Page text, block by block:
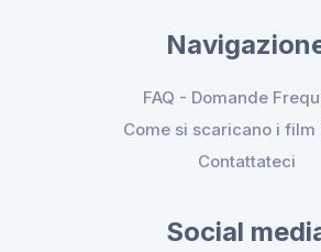
FAQ - Domande
Come si scaricano i film
Contattateci
Social